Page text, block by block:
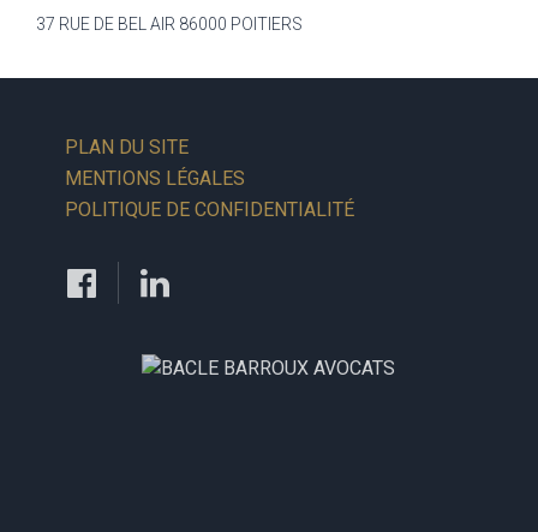
37 RUE DE BEL AIR 86000 POITIERS
PLAN DU SITE
MENTIONS LÉGALES
POLITIQUE DE CONFIDENTIALITÉ